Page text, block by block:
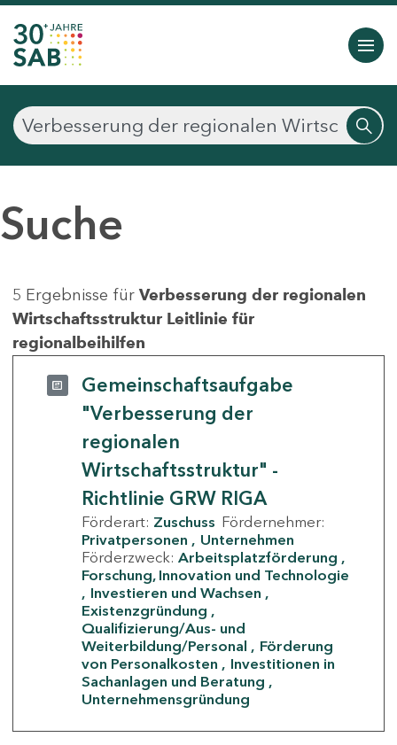
Suche
5 Ergebnisse für Verbesserung der regionalen
Wirtschaftsstruktur Leitlinie für
regionalbeihilfen
Gemeinschaftsaufgabe
"Verbesserung der
regionalen
Wirtschaftsstruktur" -
Richtlinie GRW RIGA
Förderart: Zuschuss Fördernehmer:
Privatpersonen
Unternehmen
Förderzweck: Arbeitsplatzförderung
Forschung, Innovation und Technologie
Investieren und Wachsen
Existenzgründung
Qualifizierung/Aus- und
Weiterbildung/Personal
Förderung
von Personalkosten
Investitionen in
Sachanlagen und Beratung
Unternehmensgründung